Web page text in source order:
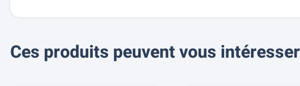
Ces produits peuvent vous intéresser